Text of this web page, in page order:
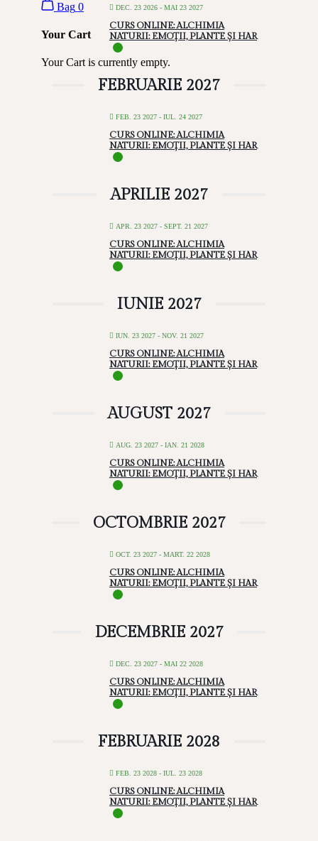
Bag 0
Your Cart
Your Cart is currently empty.
DEC. 23 2026 - MAI 23 2027
CURS ONLINE: ALCHIMIA
NATURII: EMOȚII, PLANTE ȘI HAR
FEBRUARIE 2027
FEB. 23 2027 - IUL. 24 2027
CURS ONLINE: ALCHIMIA
NATURII: EMOȚII, PLANTE ȘI HAR
APRILIE 2027
APR. 23 2027 - SEPT. 21 2027
CURS ONLINE: ALCHIMIA
NATURII: EMOȚII, PLANTE ȘI HAR
IUNIE 2027
IUN. 23 2027 - NOV. 21 2027
CURS ONLINE: ALCHIMIA
NATURII: EMOȚII, PLANTE ȘI HAR
AUGUST 2027
AUG. 23 2027 - IAN. 21 2028
CURS ONLINE: ALCHIMIA
NATURII: EMOȚII, PLANTE ȘI HAR
OCTOMBRIE 2027
OCT. 23 2027 - MART. 22 2028
CURS ONLINE: ALCHIMIA
NATURII: EMOȚII, PLANTE ȘI HAR
DECEMBRIE 2027
DEC. 23 2027 - MAI 22 2028
CURS ONLINE: ALCHIMIA
NATURII: EMOȚII, PLANTE ȘI HAR
FEBRUARIE 2028
FEB. 23 2028 - IUL. 23 2028
CURS ONLINE: ALCHIMIA
NATURII: EMOȚII, PLANTE ȘI HAR